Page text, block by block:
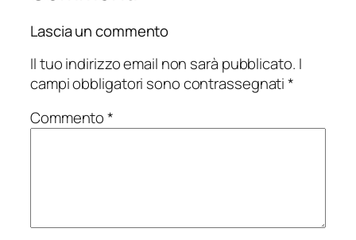
Lascia un commento
Il tuo indirizzo email non sarà pubblicato. I
campi obbligatori sono contrassegnati*
Commento*